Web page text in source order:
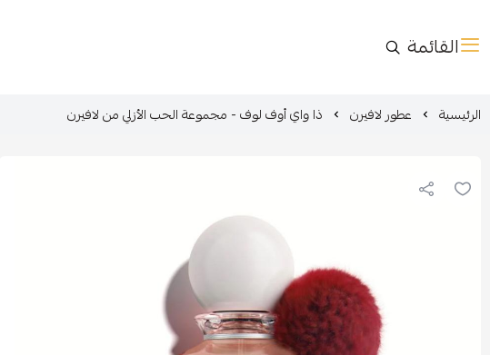
القائمة
الرئيسية عطور لافيرن ذا واي أوف لوف - مجموعة الحب الأزلي من لافيرن